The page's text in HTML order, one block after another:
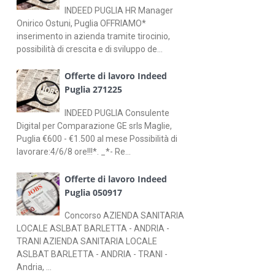
INDEED PUGLIA HR Manager
Onirico Ostuni, Puglia OFFRIAMO*
inserimento in azienda tramite tirocinio,
possibilità di crescita e di sviluppo de...
Offerte di lavoro Indeed
Puglia 271225
INDEED PUGLIA Consulente
Digital per Comparazione GE srls Maglie,
Puglia €600 - €1.500 al mese Possibilità di
lavorare:4/6/8 ore!!!*. _*- Re...
Offerte di lavoro Indeed
Puglia 050917
Concorso AZIENDA SANITARIA
LOCALE ASLBAT BARLETTA - ANDRIA -
TRANI AZIENDA SANITARIA LOCALE
ASLBAT BARLETTA - ANDRIA - TRANI -
Andria, ...